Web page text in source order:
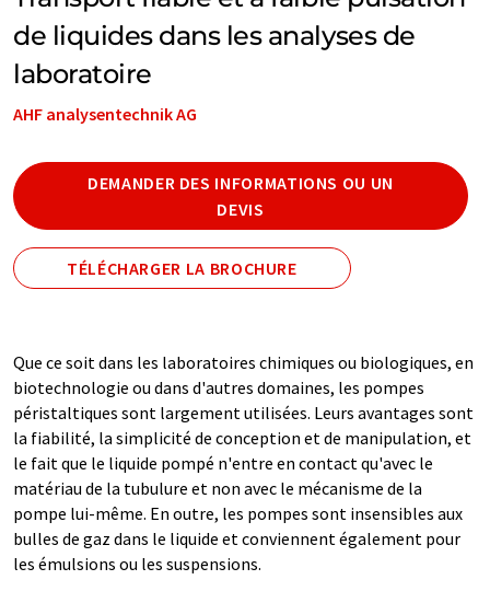
de liquides dans les analyses de
laboratoire
AHF analysentechnik AG
DEMANDER DES INFORMATIONS OU UN
DEVIS
TÉLÉCHARGER LA BROCHURE
Que ce soit dans les laboratoires chimiques ou biologiques, en
biotechnologie ou dans d'autres domaines, les pompes
péristaltiques sont largement utilisées. Leurs avantages sont
la fiabilité, la simplicité de conception et de manipulation, et
le fait que le liquide pompé n'entre en contact qu'avec le
matériau de la tubulure et non avec le mécanisme de la
pompe lui-même. En outre, les pompes sont insensibles aux
bulles de gaz dans le liquide et conviennent également pour
les émulsions ou les suspensions.